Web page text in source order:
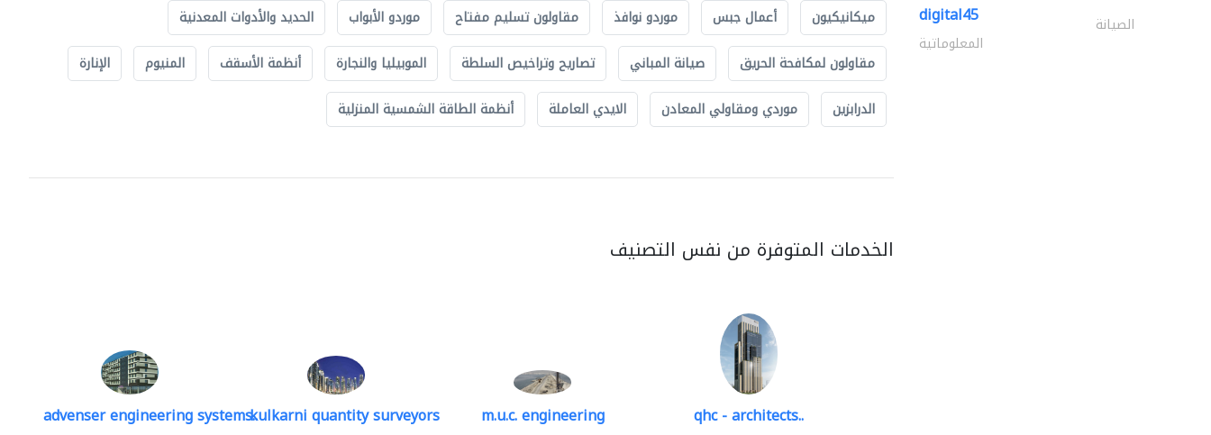
ميكانيكيون
أعمال جبس موردو نوافذ مقاولون تسليم مفتاح موردو الأبواب
الحديد والأدوات المعدنية
مقاولون لمكافحة الحريق
صيانة المباني تصاريح وتراخيص السلطة الموبيليا والنجارة أنظمة الأسقف المنيوم
الإنارة
الدرابزين
موردي ومقاولي المعادن الايدي العاملة أنظمة الطاقة الشمسية المنزلية
الخدمات المتوفرة من نفس التصنيف
advenser engineering systems..kulkarni quantity surveyors m.u.c. engineering qhc - architects..
digital45 الصيانة
المعلوماتية